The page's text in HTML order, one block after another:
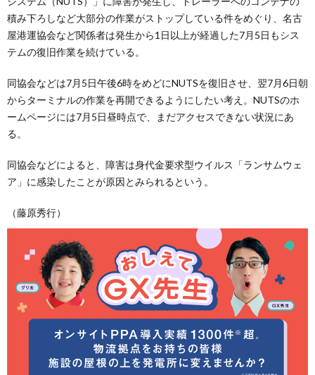
積み下ろしなど大部分の作業がストップしている件をめぐり、名古
屋港運協会など関係者は発生から1日以上が経過した7月5日もシス
テムの復旧作業を続けている。
同協会などは7月5日午後6時をめどにNUTSを復旧させ、翌7月6日朝
からターミナルの作業を再開できるようにしたい考え。NUTSのホ
ームページには7月5日昼時点で、まだアクセスできない状況にあ
る。
同協会などによると、障害は身代金要求型ウイルス「ランサムウェ
ア」に感染したことが原因とみられるという。
（藤原秀行）